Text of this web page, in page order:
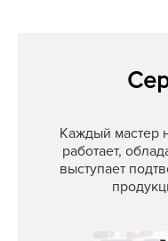
Каждый мастер
работает,
выступает